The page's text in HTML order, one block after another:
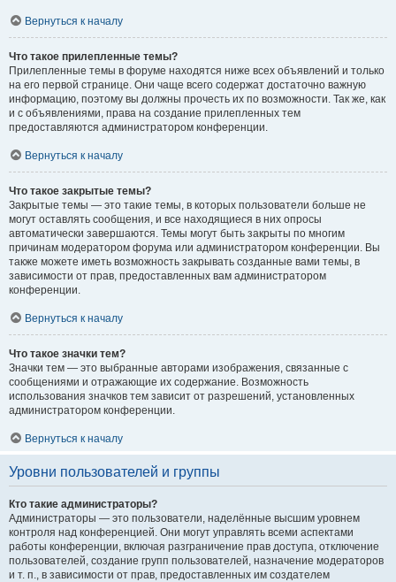
Вернуться к началу
Что такое прилепленные темы?
Прилепленные темы в форуме находятся ниже всех объявлений и только
на его первой странице. Они чаще всего содержат достаточно важную
информацию, поэтому вы должны прочесть их по возможности. Так же, как
и с объявлениями, права на создание прилепленных тем
предоставляются администратором конференции.
Вернуться к началу
Что такое закрытые темы?
Закрытые темы — это такие темы, в которых пользователи больше не
могут оставлять сообщения, и все находящиеся в них опросы
автоматически завершаются. Темы могут быть закрыты по многим
причинам модератором форума или администратором конференции. Вы
также можете иметь возможность закрывать созданные вами темы, в
зависимости от прав, предоставленных вам администратором
конференции.
Вернуться к началу
Что такое значки тем?
Значки тем — это выбранные авторами изображения, связанные с
сообщениями и отражающие их содержание. Возможность
использования значков тем зависит от разрешений, установленных
администратором конференции.
Вернуться к началу
Уровни пользователей и группы
Кто такие администраторы?
Администраторы — это пользователи, наделённые высшим уровнем
контроля над конференцией. Они могут управлять всеми аспектами
работы конференции, включая разграничение прав доступа, отключение
пользователей, создание групп пользователей, назначение модераторов
и т. п., в зависимости от прав, предоставленных им создателем